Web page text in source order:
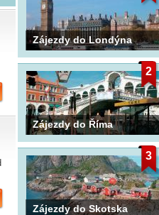
Zájezdy do Londýna
2
Zájezdy do Říma
3
Zájezdy do Skotska